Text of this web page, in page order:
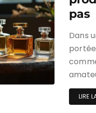
pas
Dans
LIRE